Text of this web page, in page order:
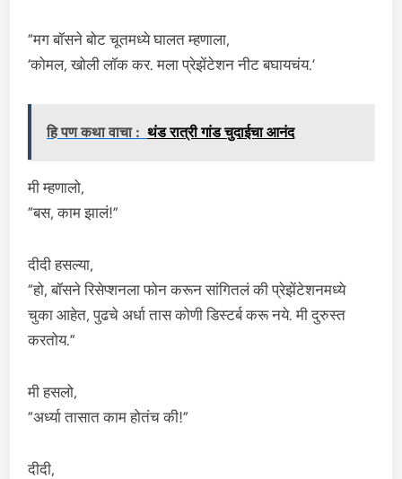
“मग बॉसने बोट चूतमध्ये घालत म्हणाला,
‘कोमल, खोली लॉक कर. मला प्रेझेंटेशन नीट बघायचंय.’
हि पण कथा वाचा : थंड रात्री गांड चुदाईचा आनंद
मी म्हणालो,
“बस, काम झालं!”
दीदी हसल्या,
“हो, बॉसने रिसेप्शनला फोन करून सांगितलं की प्रेझेंटेशनमध्ये
चुका आहेत, पुढचे अर्धा तास कोणी डिस्टर्ब करू नये. मी दुरुस्त
करतोय.”
मी हसलो,
“अर्ध्या तासात काम होतंच की!”
दीदी,